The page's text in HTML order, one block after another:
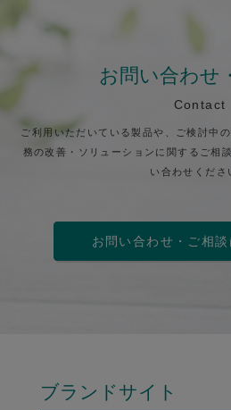
お問い合わせ
Contact
ご利用いただいている製品や、ご検討中
務の改善・ソリューションに関するご相
い合わせくださ
お問い合わせ・ご相
ブランドサイト